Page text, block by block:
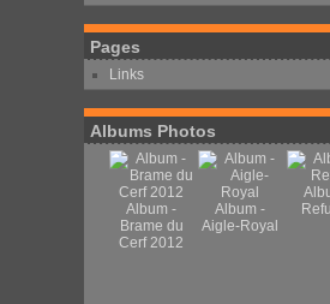
Pages
Links
Albums Photos
Album -
Brame du
Cerf 2012
Album -
Aigle-Royal